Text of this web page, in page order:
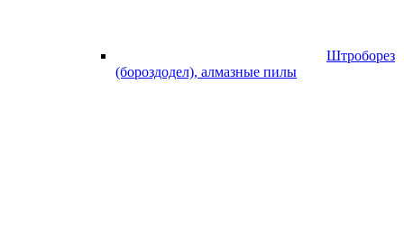
Штроборез
(бороздодел), алмазные пилы